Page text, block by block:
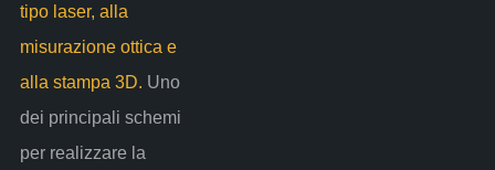
tipo laser, alla
misurazione ottica e
alla stampa 3D. Uno
dei principali schemi
per realizzare la